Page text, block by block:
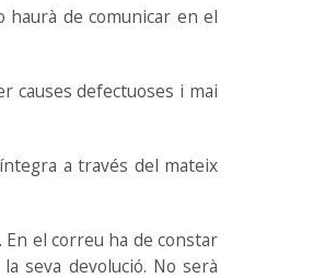
de comunicar en el
causes defectuoses i mai
a través del mateix
el correu ha de constar
seva devolució. No serà